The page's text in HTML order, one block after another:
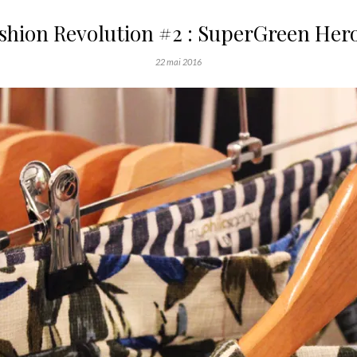
Revolution #2 : SuperGreen
22 mai 2016